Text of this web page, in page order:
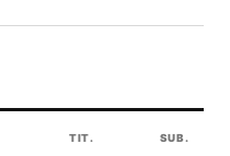
TIT. SUB.